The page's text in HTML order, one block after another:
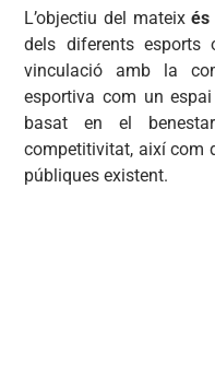
L’objectiu del mateixés
dels diferents
vinculació amb la
esportiva com un
basat en el
competitivitat, així com
públiques existent.